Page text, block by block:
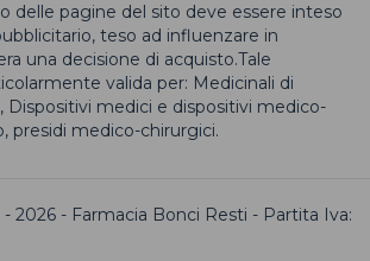
delle pagine del sito deve essere inteso
teso ad influenzare in
una decisione di acquisto.Tale
valida per: Medicinali di
Dispositivi medici e dispositivi medico-
presidi medico-chirurgici.
2026 - Farmacia Bonci Resti - Partita Iva: